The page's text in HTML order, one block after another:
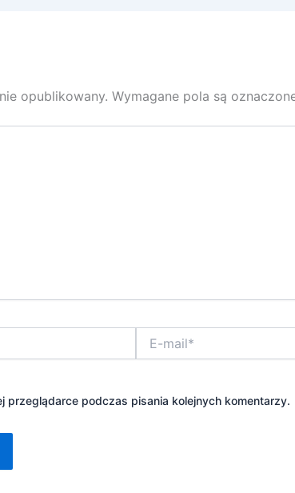
opublikowany. Wymagane pola są
mail*
przeglądarce podczas pisania kolejnych komentarzy.